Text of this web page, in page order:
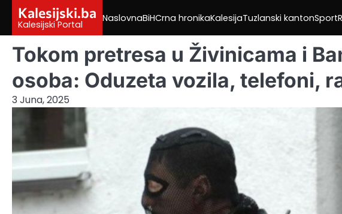
content
Kalesijski.ba
Kalesijski Portal
NaslovnaBiHCrna hronikaKalesijaTuzlanski kantonSport
Tokom pretresa u Živinicama i
osoba: Oduzeta vozila, telefoni,
3 Juna, 2025